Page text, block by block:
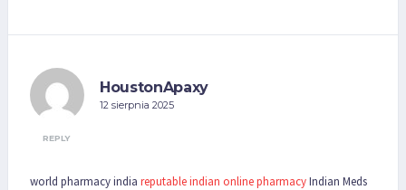
HoustonApaxy
12 sierpnia 2025
REPLY
world pharmacy india reputable indian online pharmacyIndian Meds